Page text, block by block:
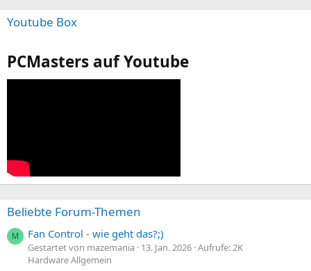
Youtube Box
PCMasters auf Youtube
Beliebte Forum-Themen
M Fan Control - wie geht das?;)
Gestartet von mazemania 13. Jan. 2026 Aufrufe: 2K
Hardware Allgemein